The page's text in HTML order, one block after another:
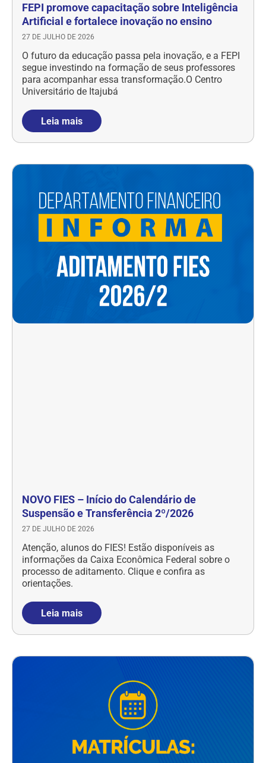
FEPI promove capacitação sobre Inteligência
Artificial e fortalece inovação no ensino
27 DE JULHO DE 2026
O futuro da educação passa pela inovação, e a FEPI
segue investindo na formação de seus professores
para acompanhar essa transformação.O Centro
Universitário de Itajubá
Leia mais
NOVO FIES – Início do Calendário de
Suspensão e Transferência 2º/2026
27 DE JULHO DE 2026
Atenção, alunos do FIES! Estão disponíveis as
informações da Caixa Econômica Federal sobre o
processo de aditamento. Clique e confira as
orientações.
Leia mais